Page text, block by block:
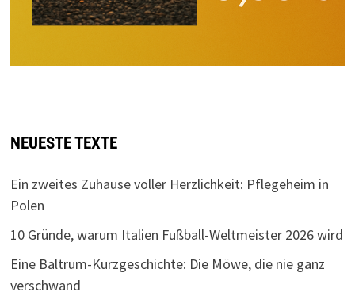
NEUESTE TEXTE
Ein zweites Zuhause voller Herzlichkeit: Pflegeheim in
Polen
10 Gründe, warum Italien Fußball-Weltmeister 2026 wird
Eine Baltrum-Kurzgeschichte: Die Möwe, die nie ganz
verschwand